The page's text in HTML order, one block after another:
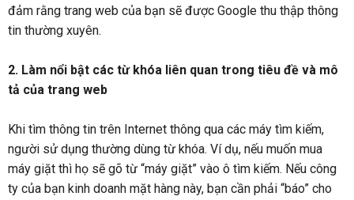
đảm rằng trang web của bạn sẽ được Google thu thập thông
tin thường xuyên.
2. Làm nổi bật các từ khóa liên quan trong tiêu đề và mô
tả của trang web
Khi tìm thông tin trên Internet thông qua các máy tìm kiếm,
người sử dụng thường dùng từ khóa. Ví dụ, nếu muốn mua
máy giặt thì họ sẽ gõ từ “máy giặt” vào ô tìm kiếm. Nếu công
ty của bạn kinh doanh mặt hàng này, bạn cần phải “báo” cho